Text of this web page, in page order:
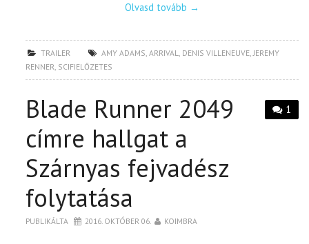
Olvasd tovább →
TRAILER AMY ADAMS,ARRIVAL, DENIS VILLENEUVE,JEREMY
RENNER, SCIFIELŐZETES
1
Blade Runner 2049
címre hallgat a
Szárnyas fejvadész
folytatása
PUBLIKÁLTA 2016. OKTÓBER 06. KOIMBRA